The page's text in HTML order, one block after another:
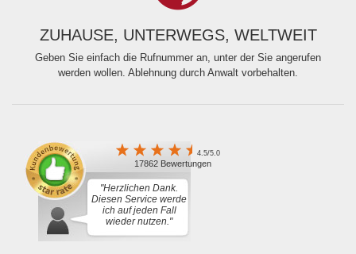
ZUHAUSE, UNTERWEGS, WELTWEIT
Geben Sie einfach die Rufnummer an, unter der Sie angerufen
werden wollen. Ablehnung durch Anwalt vorbehalten.
4.5/5.0
17862 Bewertungen
"Herzlichen Dank.
Diesen Service werde
ich auf jeden Fall
wieder nutzen."